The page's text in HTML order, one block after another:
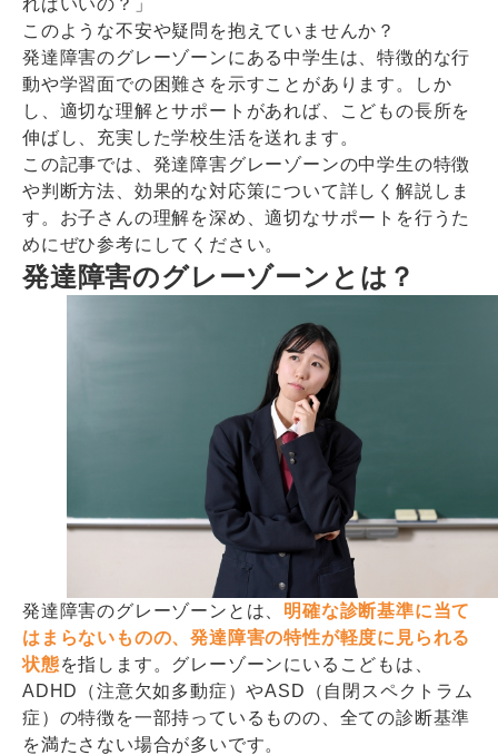
このような不安や疑問を抱えていませんか？
発達障害のグレーゾーンにある中学生は、特徴的な行
動や学習面での困難さを示すことがあります。しか
し、適切な理解とサポートがあれば、こどもの長所を
伸ばし、充実した学校生活を送れます。
この記事では、発達障害グレーゾーンの中学生の特徴
や判断方法、効果的な対応策について詳しく解説しま
す。お子さんの理解を深め、適切なサポートを行うた
めにぜひ参考にしてください。
発達障害のグレーゾーンとは？
発達障害のグレーゾーンとは、 明確な診断基準に当て
はまらないものの、発達障害の特性が軽度に見られる
状態を指します。グレーゾーンにいるこどもは、
ADHD（注意欠如多動症）やASD（自閉スペクトラム
症）の特徴を一部持っているものの、全ての診断基準
を満たさない場合が多いです。